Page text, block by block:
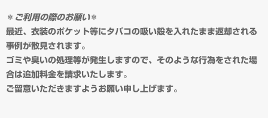
ダ
ー
メ
＊ ご利用の際のお願い＊
最近、衣装のポケット等にタバコの吸い殻を入れたまま返却される
事例が散見されます。
ゴミや臭いの処理等が発生しますので、そのような行為をされた場
合は追加料金を請求いたします。
ご留意いただきますようお願い申し上げます。